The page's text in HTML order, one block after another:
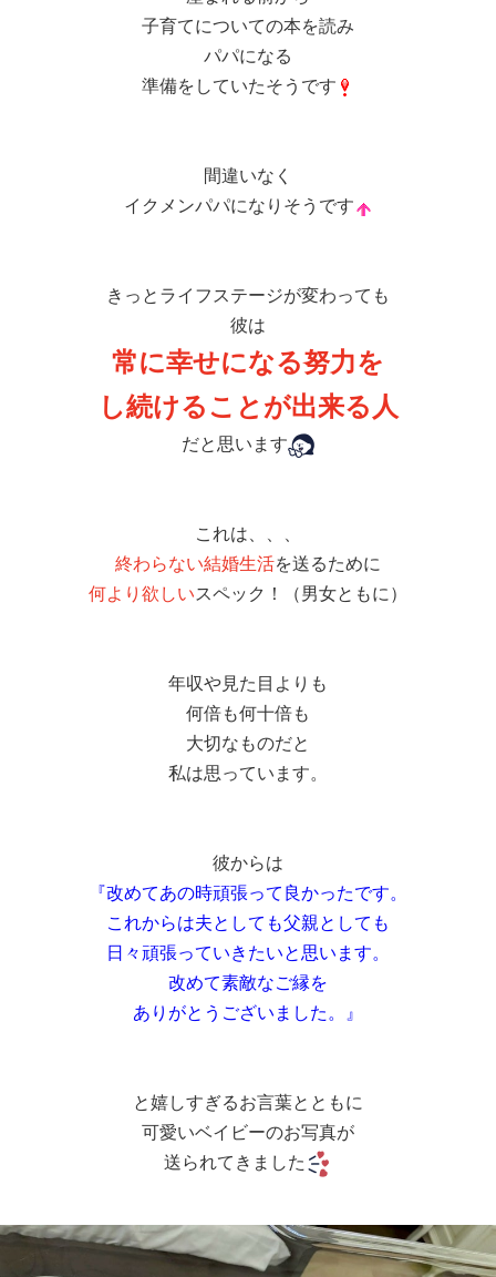
子育てについての本を読み
パパになる
準備をしていたそうです
間違いなく
イクメンパパになりそうです
きっとライフステージが変わっても
彼は
常に幸せになる努力を
し続けることが出来る人
だと思います
これは、、、
終わらない結婚生活を送るために
何より欲しいスペック！（男女ともに）
年収や見た目よりも
何倍も何十倍も
大切なものだと
私は思っています。
彼からは
『改めてあの時頑張って良かったです。
これからは夫としても父親としても
日々頑張っていきたいと思います。
改めて素敵なご縁を
ありがとうございました。』
と嬉しすぎるお言葉とともに
可愛いベイビーのお写真が
送られてきました